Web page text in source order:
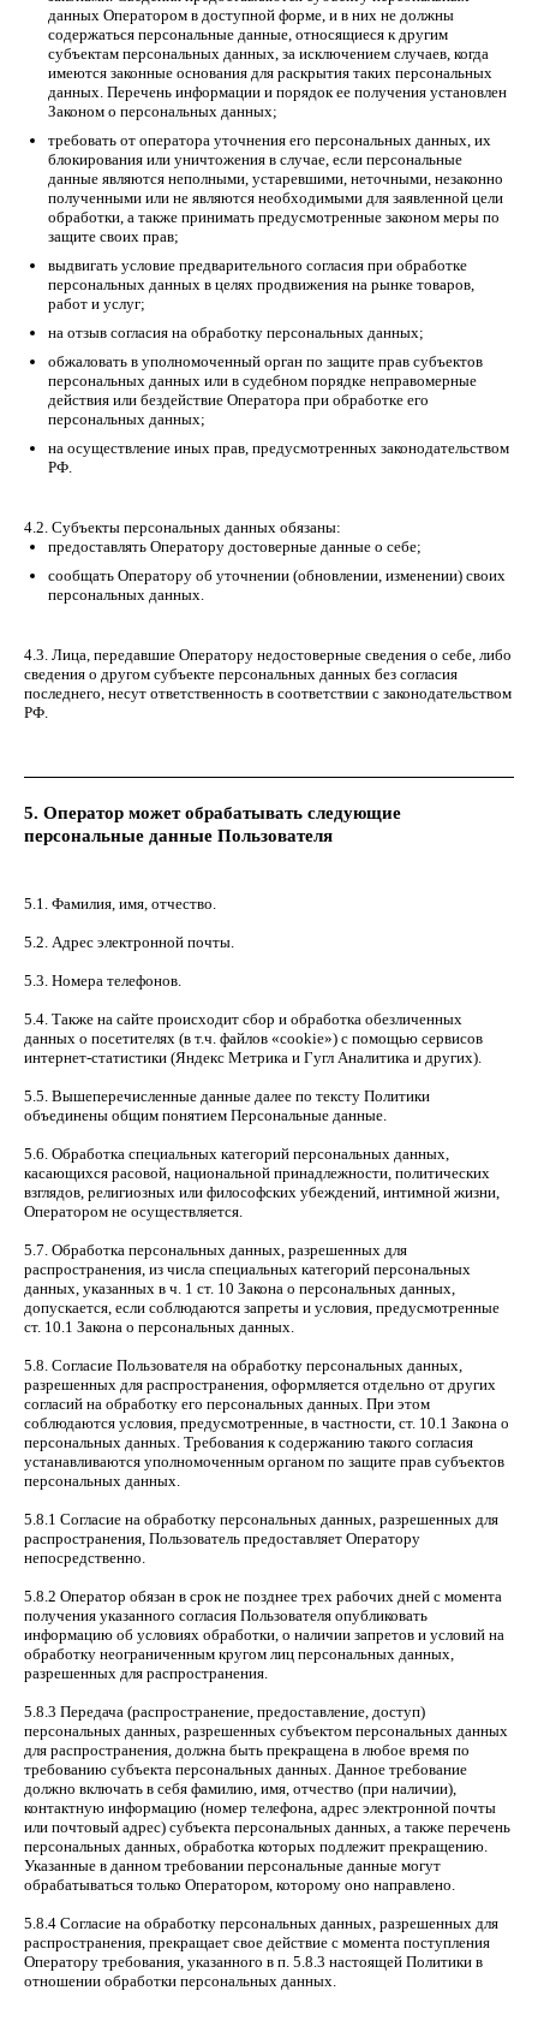
данных Оператором в доступной форме, и в них не должны
содержаться персональные данные, относящиеся к другим
субъектам персональных данных, за исключением случаев, когда
имеются законные основания для раскрытия таких персональных
данных. Перечень информации и порядок ее получения установлен
Законом о персональных данных;
требовать от оператора уточнения его персональных данных, их
блокирования или уничтожения в случае, если персональные
данные являются неполными, устаревшими, неточными, незаконно
полученными или не являются необходимыми для заявленной цели
обработки, а также принимать предусмотренные законом меры по
защите своих прав;
выдвигать условие предварительного согласия при обработке
персональных данных в целях продвижения на рынке товаров,
работ и услуг;
на отзыв согласия на обработку персональных данных;
обжаловать в уполномоченный орган по защите прав субъектов
персональных данных или в судебном порядке неправомерные
действия или бездействие Оператора при обработке его
персональных данных;
на осуществление иных прав, предусмотренных законодательством
РФ.
4.2. Субъекты персональных данных обязаны:
предоставлять Оператору достоверные данные о себе;
сообщать Оператору об уточнении (обновлении, изменении) своих
персональных данных.
4.3. Лица, передавшие Оператору недостоверные сведения о себе, либо
сведения о другом субъекте персональных данных без согласия
последнего, несут ответственность в соответствии с законодательством
РФ.
5. Оператор может обрабатывать следующие
персональные данные Пользователя
5.1. Фамилия, имя, отчество.
5.2. Адрес электронной почты.
5.3. Номера телефонов.
5.4. Также на сайте происходит сбор и обработка обезличенных
данных о посетителях (в т.ч. файлов «cookie») с помощью сервисов
интернет-статистики (Яндекс Метрика и Гугл Аналитика и других).
5.5. Вышеперечисленные данные далее по тексту Политики
объединены общим понятием Персональные данные.
5.6. Обработка специальных категорий персональных данных,
касающихся расовой, национальной принадлежности, политических
взглядов, религиозных или философских убеждений, интимной жизни,
Оператором не осуществляется.
5.7. Обработка персональных данных, разрешенных для
распространения, из числа специальных категорий персональных
данных, указанных в ч. 1 ст. 10 Закона о персональных данных,
допускается, если соблюдаются запреты и условия, предусмотренные
ст. 10.1 Закона о персональных данных.
5.8. Согласие Пользователя на обработку персональных данных,
разрешенных для распространения, оформляется отдельно от других
согласий на обработку его персональных данных. При этом
соблюдаются условия, предусмотренные, в частности, ст. 10.1 Закона о
персональных данных. Требования к содержанию такого согласия
устанавливаются уполномоченным органом по защите прав субъектов
персональных данных.
5.8.1 Согласие на обработку персональных данных, разрешенных для
распространения, Пользователь предоставляет Оператору
непосредственно.
5.8.2 Оператор обязан в срок не позднее трех рабочих дней с момента
получения указанного согласия Пользователя опубликовать
информацию об условиях обработки, о наличии запретов и условий на
обработку неограниченным кругом лиц персональных данных,
разрешенных для распространения.
5.8.3 Передача (распространение, предоставление, доступ)
персональных данных, разрешенных субъектом персональных данных
для распространения, должна быть прекращена в любое время по
требованию субъекта персональных данных. Данное требование
должно включать в себя фамилию, имя, отчество (при наличии),
контактную информацию (номер телефона, адрес электронной почты
или почтовый адрес) субъекта персональных данных, а также перечень
персональных данных, обработка которых подлежит прекращению.
Указанные в данном требовании персональные данные могут
обрабатываться только Оператором, которому оно направлено.
5.8.4 Согласие на обработку персональных данных, разрешенных для
распространения, прекращает свое действие с момента поступления
Оператору требования, указанного в п. 5.8.3 настоящей Политики в
отношении обработки персональных данных.